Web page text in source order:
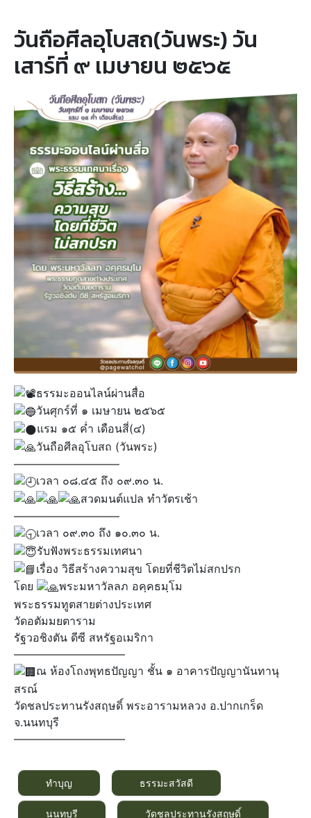
วันถือศีลอุโบสถ(วันพระ) วัน
เสาร์ที่ ๙ เมษายน ๒๕๖๕
ธรรมะออนไลน์ผ่านสื่อ
วันศุกร์ที่ ๑ เมษายน ๒๕๖๕
แรม ๑๕ ค่ำ เดือนสี่(๔)
วันถือศีลอุโบสถ (วันพระ)
—————————–
เวลา ๐๘.๔๕ ถึง ๐๙.๓๐ น.
สวดมนต์แปล ทำวัตรเช้า
—————————–
เวลา ๐๙.๓๐ ถึง ๑๐.๓๐ น.
รับฟังพระธรรมเทศนา
เรื่อง วิธีสร้างความสุข โดยที่ชีวิตไม่สกปรก
โดย
พระมหาวัลลภ อคฺคธมฺโม
พระธรรมทูตสายต่างประเทศ
วัดอตัมมยตาราม
รัฐวอชิงตัน ดีซี สหรัฐอเมริกา
——————————
ณ ห้องโถงพุทธปัญญา ชั้น ๑ อาคารปัญญานันทานุ
สรณ์
วัดชลประทานรังสฤษดิ์ พระอารามหลวง อ.ปากเกร็ด
จ.นนทบุรี
——————————
ทำบุญ ธรรมะสวัสดี
นนทบุรี วัดชลประทานรังสฤษดิ์